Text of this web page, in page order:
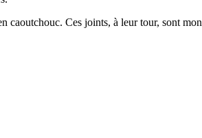
caoutchouc. Ces joints, à leur tour, sont